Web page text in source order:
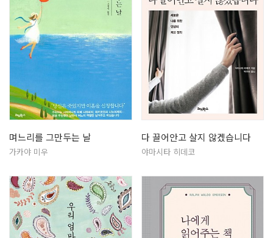
며느리를 그만두는 날
가카야 미우
다 끌어안고 살지 않겠습니다
야마시타 히데코